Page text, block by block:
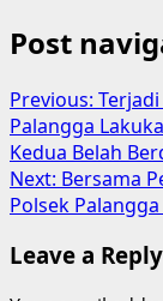
Post
Previous:
Palangga
Kedua Belah
Next: Bersama
Polsek
Leave a Reply